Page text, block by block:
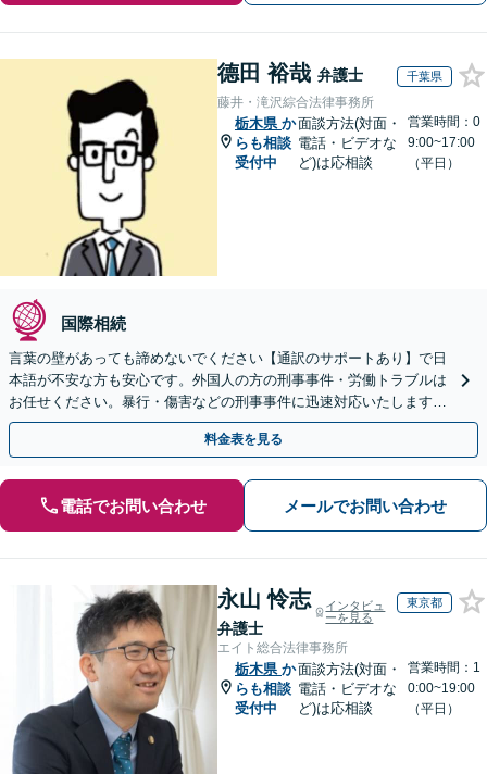
德田 裕哉 弁護士 千葉県
藤井・滝沢綜合法律事務所
栃木県 か
らも相談
受付中
面談方法(対面・
電話・ビデオな
ど)は応相談
営業時間：0
9:00~17:00
（平日）
国際相続
言葉の壁があっても諦めないでください【通訳のサポートあり】で日
本語が不安な方も安心です。外国人の方の刑事事件・労働トラブルは
お任せください。暴行・傷害などの刑事事件に迅速対応いたします。
【事前予約で休日・夜間面談可】
料金表を見る
電話でお問い合わせ メールでお問い合わせ
永山 怜志
弁護士
インタビュ
ーを見る
東京都
エイト総合法律事務所
栃木県 か
らも相談
受付中
面談方法(対面・
電話・ビデオな
ど)は応相談
営業時間：1
0:00~19:00
（平日）